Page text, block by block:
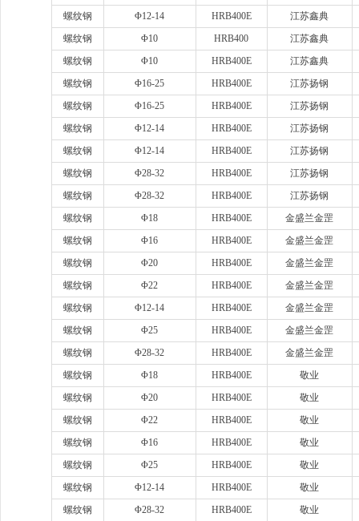
螺纹钢
Φ12-14 HRB400E
江苏鑫典
螺纹钢
Φ10 HRB400
江苏鑫典
螺纹钢
Φ10 HRB400E
江苏鑫典
螺纹钢
Φ16-25 HRB400E
江苏扬钢
螺纹钢
Φ16-25 HRB400E
江苏扬钢
螺纹钢
Φ12-14 HRB400E
江苏扬钢
螺纹钢
Φ12-14 HRB400E
江苏扬钢
螺纹钢
Φ28-32 HRB400E
江苏扬钢
螺纹钢
Φ28-32 HRB400E
江苏扬钢
螺纹钢
Φ18 HRB400E
金盛兰金罡
螺纹钢
Φ16 HRB400E
金盛兰金罡
螺纹钢
Φ20 HRB400E
金盛兰金罡
螺纹钢
Φ22 HRB400E
金盛兰金罡
螺纹钢
Φ12-14 HRB400E
金盛兰金罡
螺纹钢
Φ25 HRB400E
金盛兰金罡
螺纹钢
Φ28-32 HRB400E
金盛兰金罡
螺纹钢
Φ18 HRB400E
敬业
螺纹钢
Φ20 HRB400E
敬业
螺纹钢
Φ22 HRB400E
敬业
螺纹钢
Φ16 HRB400E
敬业
螺纹钢
Φ25 HRB400E
敬业
螺纹钢
Φ12-14 HRB400E
敬业
螺纹钢
Φ28-32 HRB400E 敬业